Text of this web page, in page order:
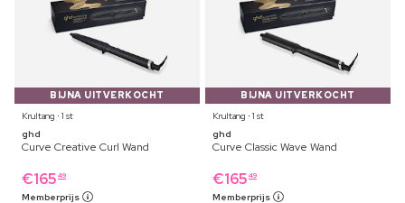
BIJNA UITVERKOCHT
Krultang ⋅ 1 st
ghd
Curve Creative Curl Wand
€165 49
Memberprijs
BIJNA UITVERKOCHT
Krultang ⋅ 1 st
ghd
Curve Classic Wave Wand
€165 49
Memberprijs